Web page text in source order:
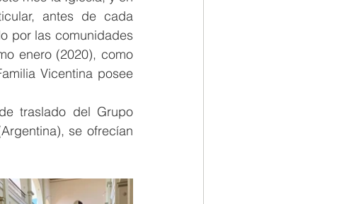
antes de cada
por las comunidades
enero (2020), como
Vicentina posee
traslado del Grupo
se ofrecían